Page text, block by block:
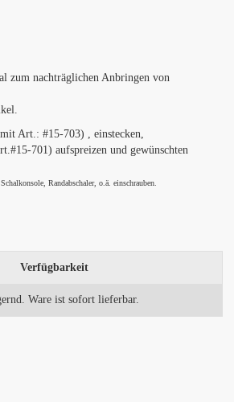
zum nachträglichen Anbringen von
Art.: #15-703) , einstecken,
701) aufspreizen und gewünschten
Randabschaler, o.ä. einschrauben.
Verfügbarkeit
Ware ist sofort lieferbar.